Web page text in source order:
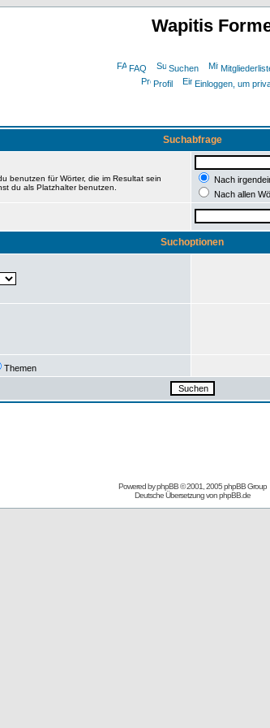
Wapitis
FAQ Suchen
Profil
Einloggen, um
Suchabfrage
benutzen für Wörter, die im Resultat sein
du als Platzhalter benutzen.
Nach
Nach allen
Suchoptionen
Themen
Powered byphpBB© 2001, 2005 phpBB Group
Deutsche Übersetzung vonphpBB.de